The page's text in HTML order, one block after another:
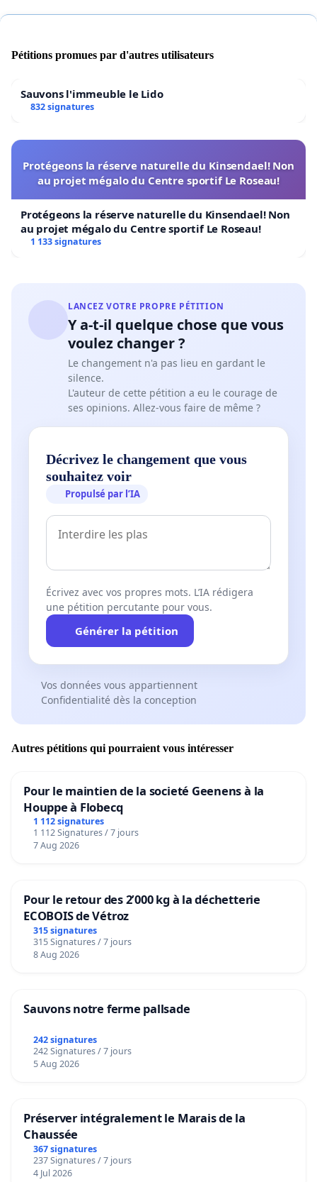
Pétitions promues par d'autres utilisateurs
Sauvons l'immeuble le Lido
832 signatures
Protégeons la réserve naturelle du Kinsendael! Non
au projet mégalo du Centre sportif Le Roseau!
Protégeons la réserve naturelle du Kinsendael! Non
au projet mégalo du Centre sportif Le Roseau!
1 133 signatures
LANCEZ VOTRE PROPRE PÉTITION
Y a-t-il quelque chose que vous
voulez changer ?
Le changement n'a pas lieu en gardant le
silence.
L'auteur de cette pétition a eu le courage de
ses opinions. Allez-vous faire de même ?
Décrivez le changement que vous
souhaitez voir
Propulsé par l’IA
Écrivez avec vos propres mots. L’IA rédigera
une pétition percutante pour vous.
Générer la pétition
Vos données vous appartiennent
Confidentialité dès la conception
Autres pétitions qui pourraient vous intéresser
Pour le maintien de la societé Geenens à la
Houppe à Flobecq
1 112 signatures
1 112 Signatures / 7 jours
7 Aug 2026
Pour le retour des 2’000 kg à la déchetterie
ECOBOIS de Vétroz
315 signatures
315 Signatures / 7 jours
8 Aug 2026
Sauvons notre ferme pallsade
242 signatures
242 Signatures / 7 jours
5 Aug 2026
Préserver intégralement le Marais de la
Chaussée
367 signatures
237 Signatures / 7 jours
4 Jul 2026